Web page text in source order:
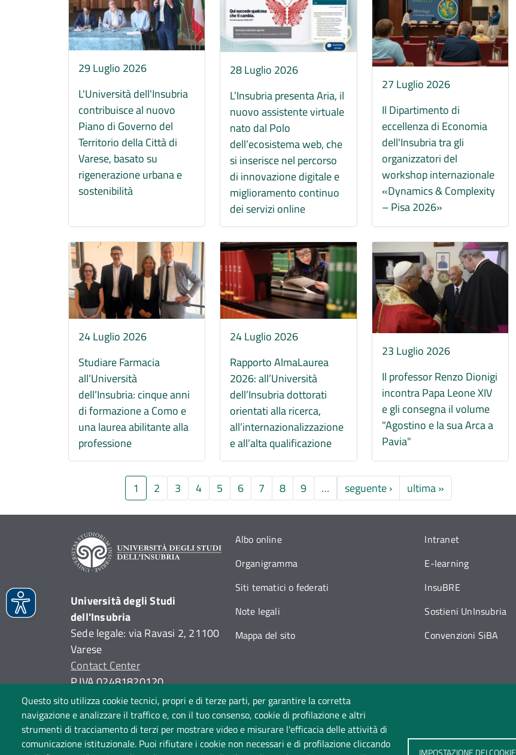
29 Luglio 2026
L'Università dell'Insubria
contribuisce al nuovo
Piano di Governo del
Territorio della Città di
Varese, basato su
rigenerazione urbana e
sostenibilità
28 Luglio 2026
L’Insubria presenta Aria, il
nuovo assistente virtuale
nato dal Polo
dell’ecosistema web, che
si inserisce nel percorso
di innovazione digitale e
miglioramento continuo
dei servizi online
27 Luglio 2026
Il Dipartimento di
eccellenza di Economia
dell'Insubria tra gli
organizzatori del
workshop internazionale
«Dynamics & Complexity
– Pisa 2026»
Immagine
24 Luglio 2026
Studiare Farmacia
all’Università
dell’Insubria: cinque anni
di formazione a Como e
una laurea abilitante alla
professione
Immagine
24 Luglio 2026
Rapporto AlmaLaurea
2026: all’Università
dell’Insubria dottorati
orientati alla ricerca,
all’internazionalizzazione
e all’alta qualificazione
Immagine
23 Luglio 2026
Il professor Renzo Dionigi
incontra Papa Leone XIV
e gli consegna il volume
"Agostino e la sua Arca a
Pavia"
1 2 3 4 5 6 7 8 9 … seguente ›Pagina successiva
ultima »
Questo sito utilizza cookie tecnici, propri e di terze parti, per garantire la corretta
navigazione e analizzare il traffico e, con il tuo consenso, cookie di profilazione e altri
strumenti di tracciamento di terzi per mostrare video e misurare l'efficacia delle attività di
comunicazione istituzionale. Puoi rifiutare i cookie non necessari e di profilazione cliccando
Università degli Studi
dell'Insubria
Sede legale: via Ravasi 2, 21100
Varese
Contact Center
P.IVA 02481820120
(C.F. 95039180120)
PEC: ateneo@pec.uninsubria.it
(vedi le altre caselle )
Albo online
Organigramma
Siti tematici o federati
Note legali
Mappa del sito
Intranet
E-learning
InsuBRE
Sostieni UnInsubria
Convenzioni SiBA
Seguici su